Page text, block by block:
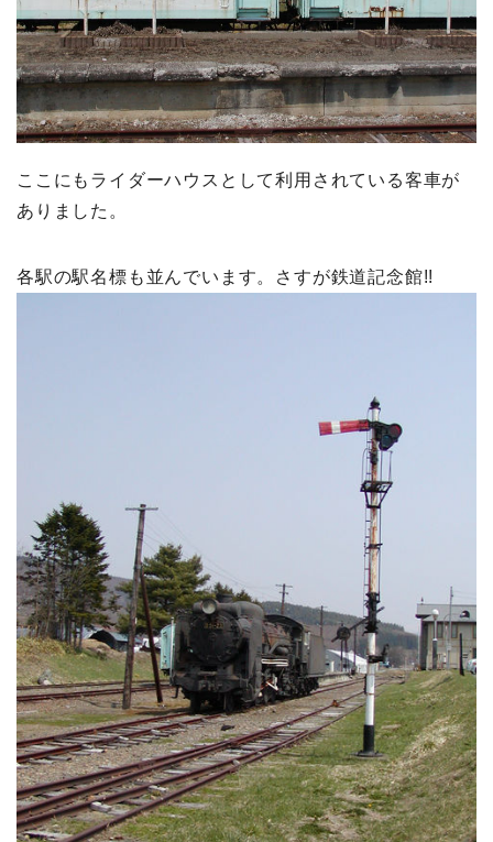
ここにもライダーハウスとして利用されている客車が
ありました。
各駅の駅名標も並んでいます。さすが鉄道記念館!!